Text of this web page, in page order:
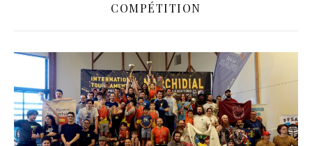
COMPÉTITION